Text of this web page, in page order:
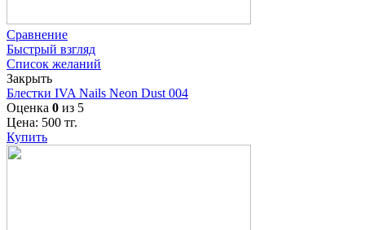
Сравнение
Быстрый взгляд
Список желаний
Закрыть
Блестки IVA Nails Neon Dust 004
Оценка 0 из 5
Цена: 500 тг.
Купить